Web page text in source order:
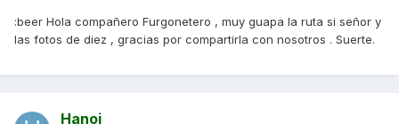
:beer Hola compañero Furgonetero , muy guapa la ruta si señor y
las fotos de diez , gracias por compartirla con nosotros . Suerte.
Hanoi